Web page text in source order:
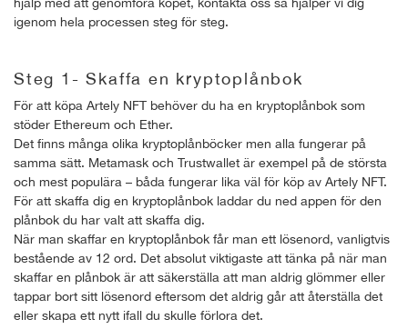
igenom hela processen steg för steg.
Steg 1- Skaffa en kryptoplånbok
För att köpa Artely NFT behöver du ha en kryptoplånbok som
stöder Ethereum och Ether.
Det finns många olika kryptoplånböcker men alla fungerar på
samma sätt. Metamask och Trustwallet är exempel på de största
och mest populära – båda fungerar lika väl för köp av Artely NFT.
För att skaffa dig en kryptoplånbok laddar du ned appen för den
plånbok du har valt att skaffa dig.
När man skaffar en kryptoplånbok får man ett lösenord, vanligtvis
bestående av 12 ord. Det absolut viktigaste att tänka på när man
skaffar en plånbok är att säkerställa att man aldrig glömmer eller
tappar bort sitt lösenord eftersom det aldrig går att återställa det
eller skapa ett nytt ifall du skulle förlora det.